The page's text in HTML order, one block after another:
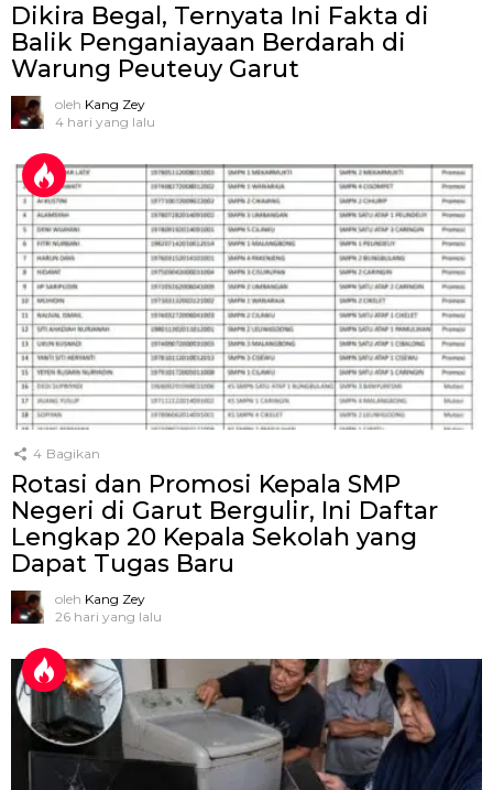
Dikira Begal, Ternyata Ini Fakta di
Balik Penganiayaan Berdarah di
Warung Peuteuy Garut
oleh Kang Zey
4 hari yang lalu
4 Bagikan
Rotasi dan Promosi Kepala SMP
Negeri di Garut Bergulir, Ini Daftar
Lengkap 20 Kepala Sekolah yang
Dapat Tugas Baru
oleh Kang Zey
26 hari yang lalu